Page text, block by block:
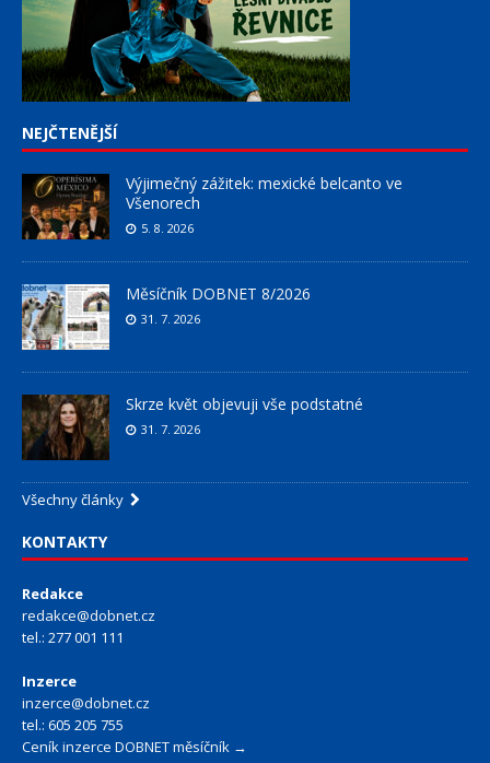
NEJČTENĚJŠÍ
Výjimečný zážitek: mexické belcanto ve
Všenorech
5. 8. 2026
Měsíčník DOBNET 8/2026
31. 7. 2026
Skrze květ objevuji vše podstatné
31. 7. 2026
Všechny články
KONTAKTY
Redakce
redakce@dobnet.cz
tel.: 277 001 111
Inzerce
inzerce@dobnet.cz
tel.: 605 205 755
Ceník inzerce DOBNET měsíčník →